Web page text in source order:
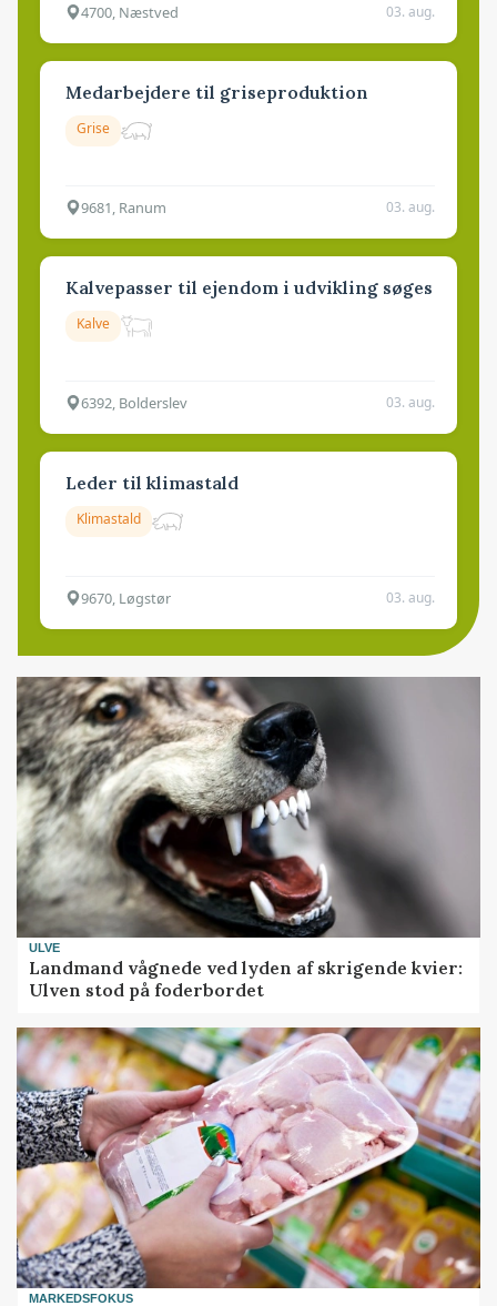
4700, Næstved 03. aug.
Medarbejdere til griseproduktion
Grise
9681, Ranum 03. aug.
Kalvepasser til ejendom i udvikling søges
Kalve
6392, Bolderslev 03. aug.
Leder til klimastald
Klimastald
9670, Løgstør 03. aug.
ULVE
Landmand vågnede ved lyden af skrigende kvier:
Ulven stod på foderbordet
MARKEDSFOKUS